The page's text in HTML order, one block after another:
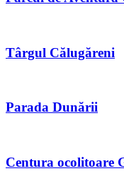
Târgul Călugăreni
Parada Dunării
Centura ocolitoare